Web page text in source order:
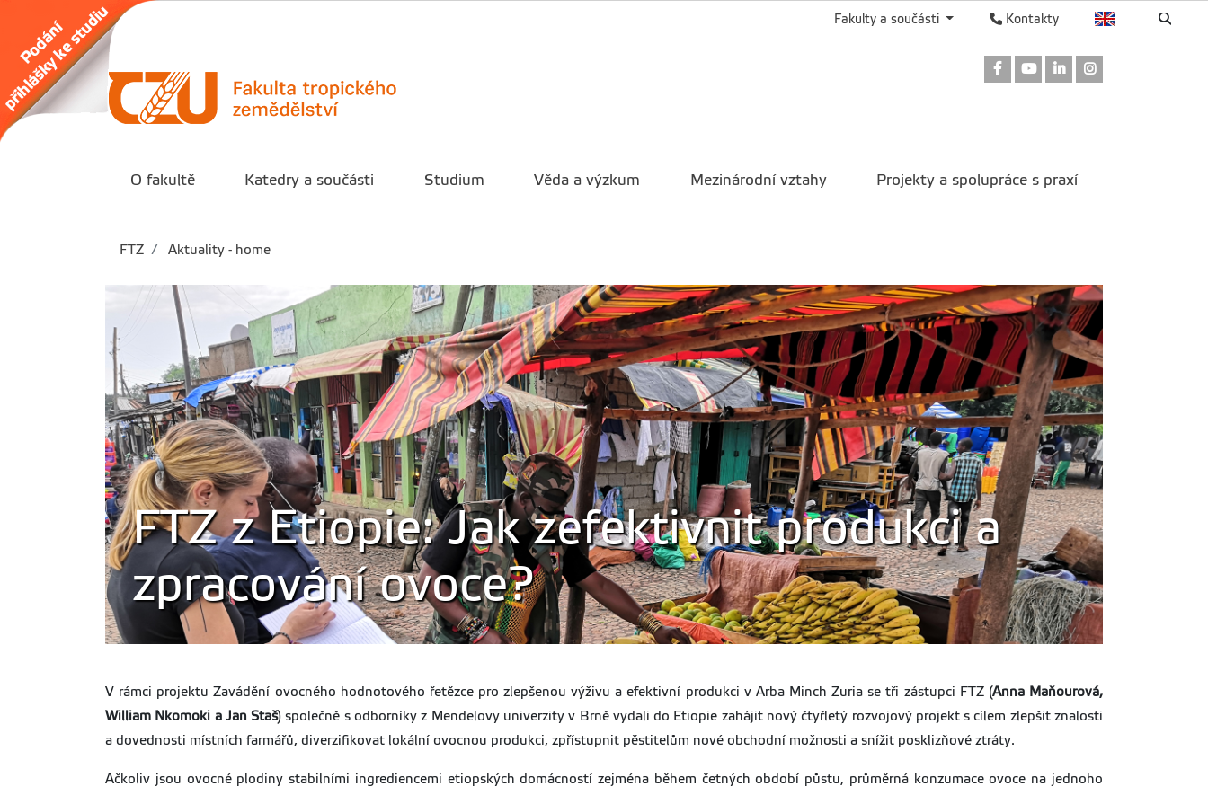
Kontakty
Fakulty a součásti
Odkaz na Facebook
Odkaz na Youtube
Odkaz na LinkedIn
O fakultě Katedry a součásti Studium Věda a výzkum Mezinárodní vztahy Projekty a spolupráce s praxí
FTZ Aktuality - home
FTZ z Etiopie: Jak zefektivnit produkci a
zpracování ovoce?
V rámci projektu Zavádění ovocného hodnotového řetězce pro zlepšenou výživu a efektivní produkci v Arba Minch Zuria se tři zástupci FTZ (Anna Maňourová,
William Nkomoki a Jan Staš) společně s odborníky z Mendelovy univerzity v Brně vydali do Etiopie zahájit nový čtyřletý rozvojový projekt s cílem zlepšit znalosti
a dovednosti místních farmářů, diverzifikovat lokální ovocnou produkci, zpřístupnit pěstitelům nové obchodní možnosti a snížit posklizňové ztráty.
Ačkoliv jsou ovocné plodiny stabilními ingrediencemi etiopských domácností zejména během četných období půstu, průměrná konzumace ovoce na jednoho